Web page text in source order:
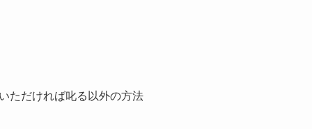
ただければ叱る以外の方法